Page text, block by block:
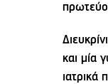
και μία
ιατρικά